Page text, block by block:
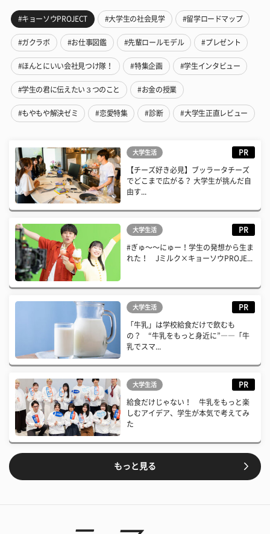
#キョーソウPROJECT #大学生の社会見学 #留学ロードマップ
#ガクラボ #お仕事図鑑 #先輩ロールモデル #プレゼント
#ほんとにいい会社見つけ隊！ #特集企画 #学生インタビュー
#学生の君に伝えたい３つのこと #お金の授業
#もやもや解決ゼミ #恋愛特集 #診断 #大学生正直レビュー
大学生活 PR
【チーズ好き必見】ブッラータチーズ
でどこまで広がる？ 大学生が挑んだ自
由す...
大学生活 PR
#ぎゅ〜〜にゅー！学生の発想から生ま
れた！ Jミルク×キョーソウPROJE...
大学生活 PR
「牛乳」は学校給食だけで飲むも
の？ “牛乳をもっと身近に”――「牛
乳でスマ...
大学生活 PR
給食だけじゃない！ 牛乳をもっと楽
しむアイデア、学生が本気で考えてみ
た
もっと見る